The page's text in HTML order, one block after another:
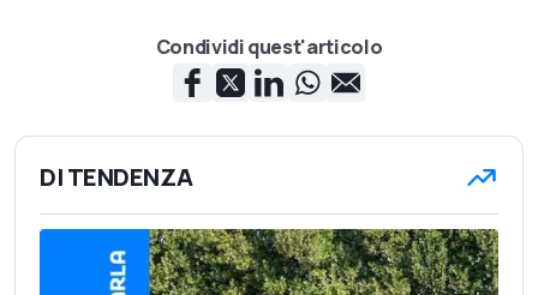
Condividi quest'articolo
DI TENDENZA